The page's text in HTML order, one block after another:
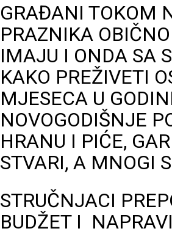
GRAĐANI TOKOM
PRAZNIKA
IMAJU I ONDA SA
KAKO PREŽIVETI
MJESECA U
NOVOGODIŠNJE
HRANU I PIĆE,
STVARI, A MNOGI
STRUČNJACI
BUDŽET I